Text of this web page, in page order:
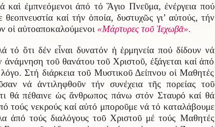
καὶ ἐμπνεόμενοι ἀπό τό Ἅγιο Πνεῦμα, ἐνέργεια πού
θεοπνευστία καί τήν ὁποία, δυστυχῶς γι’ αὐτούς, τήν
οἱ αὐτοαποκαλούμενοι «Μάρτυρες τοῦ Ἰεχωβᾶ».
τό ὅτι δέν εἶναι δυνατόν ἡ ἑρμηνεία πού δίδουν νά
τοῦ θανάτου τοῦ Χριστοῦ, ἐξάγεται καί ἀπό
Στή διάρκεια τοῦ Μυστικοῦ Δείπνου οἱ Μαθητές
νά ἀντιληφθοῦν τήν συνέχεια τῆς πορείας τοῦ
θά πέθαινε ὡς ἄνθρωπος πάνω στόν Σταυρό καί θά
τούς νεκρούς καί αὐτό μποροῦμε νά τό καταλάβουμε
ἀπό τούς διαλόγους τοῦ Χριστοῦ μέ τούς Μαθητές